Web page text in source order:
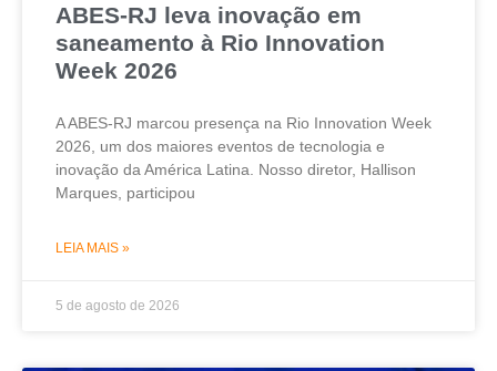
ABES-RJ leva inovação em
saneamento à Rio Innovation
Week 2026
A ABES-RJ marcou presença na Rio Innovation Week
2026, um dos maiores eventos de tecnologia e
inovação da América Latina. Nosso diretor, Hallison
Marques, participou
LEIA MAIS »
5 de agosto de 2026